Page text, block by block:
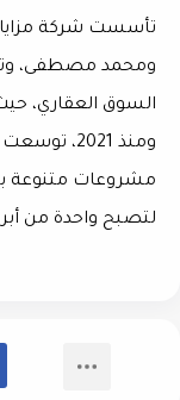
تأسست شركة مزايا
ومحمد مصطفى،
السوق العقاري،
ومنذ 2021، توسعت
مشروعات متنوعة
لتصبح واحدة من